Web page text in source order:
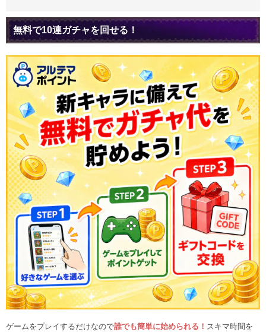
無料で10連ガチャを回せる！
ゲームをプレイするだけなので誰でも簡単に始められる！ スキマ時間を